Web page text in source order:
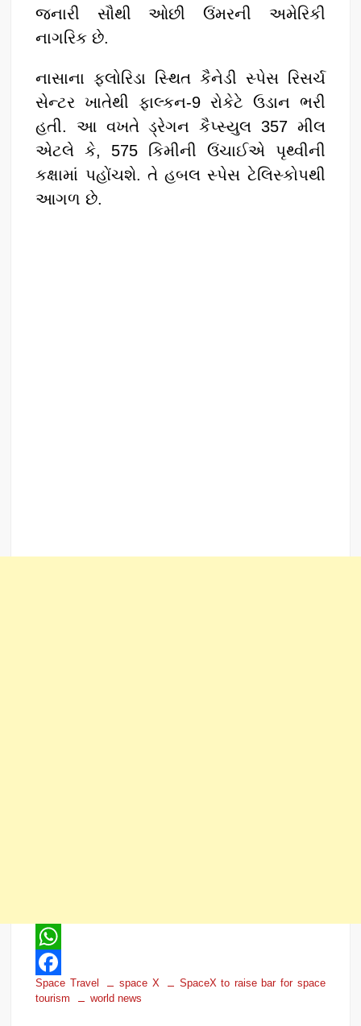
જનારી સૌથી ઓછી ઉંમરની અમેરિકી
નાગરિક છે.
નાસાના ફ્લોરિડા સ્થિત કૈનેડી સ્પેસ રિસર્ચ
સેન્ટર ખાતેથી ફાલ્કન-9 રોકેટે ઉડાન ભરી
હતી. આ વખતે ડ્રેગન કૈપ્સ્યુલ 357 મીલ
એટલે કે, 575 કિમીની ઉંચાઈએ પૃથ્વીની
કક્ષામાં પહોંચશે. તે હબલ સ્પેસ ટેલિસ્કોપથી
આગળ છે.
W
h
F
Space Travel space X
SpaceX to raise bar for space
tourism
world news